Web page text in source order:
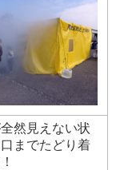
然見えない状
までたどり着